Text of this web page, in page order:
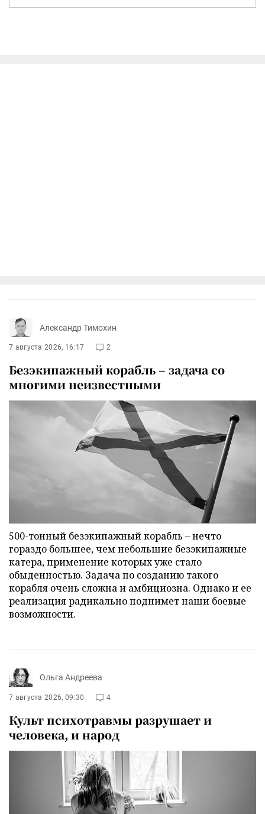
Александр Тимохин
7 августа 2026, 16:17 2
Безэкипажный корабль – задача со
многими неизвестными
500-тонный безэкипажный корабль – нечто
гораздо большее, чем небольшие безэкипажные
катера, применение которых уже стало
обыденностью. Задача по созданию такого
корабля очень сложна и амбициозна. Однако и ее
реализация радикально поднимет наши боевые
возможности.
Ольга Андреева
7 августа 2026, 09:30 4
Культ психотравмы разрушает и
человека, и народ